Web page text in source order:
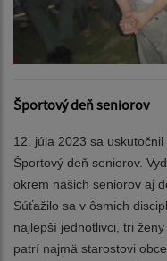
Športový deň seniorov
12. júla 2023 sa
Športový deň seniorov.
okrem našich seniorov aj
Súťažilo sa v ôsmich
najlepší jednotlivci, tri
patrí najmä starostovi